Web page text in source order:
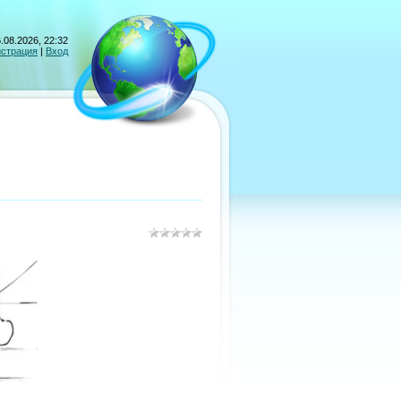
22:32
| Вход